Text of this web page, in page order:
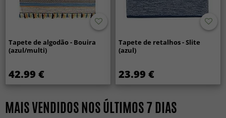
Tapete de algodão - Bouira
(azul/multi)
42.99 €
Tapete de retalhos - Slite
(azul)
23.99 €
MAIS VENDIDOS NOS ÚLTIMOS 7 DIAS